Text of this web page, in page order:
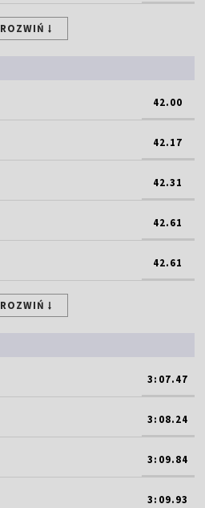
ROZWIŃ
42.00
42.17
42.31
42.61
42.61
ROZWIŃ
3:07.47
3:08.24
3:09.84
3:09.93